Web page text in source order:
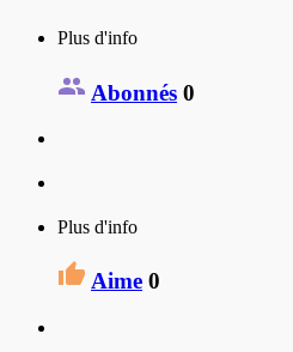
Plus d'info
Abonnés 0
Plus d'info
Aime 0